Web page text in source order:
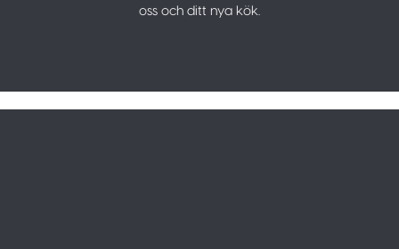
oss och ditt nya kök.